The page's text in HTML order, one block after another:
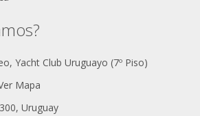
Yacht Club Uruguayo (7º Piso)
Mapa
Uruguay